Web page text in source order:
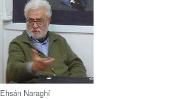
Ehsán Naraghí